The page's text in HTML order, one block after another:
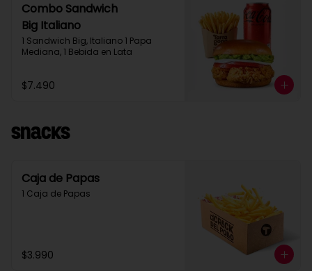
Combo Sandwich
Big Italiano
1 Sandwich Big, Italiano 1 Papa
Mediana, 1 Bebida en Lata
$7.490
Snacks
Caja de Papas
1 Caja de Papas
$3.990